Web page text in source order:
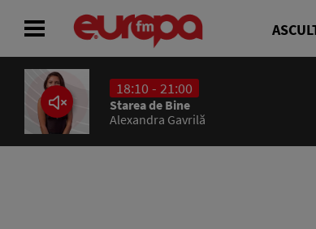
18:10 - 21:00
Starea de Bine
Alexandra Gavrilă
ACASĂ
ȘTIRI